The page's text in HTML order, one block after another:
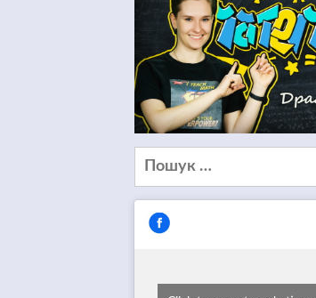
Пошук: